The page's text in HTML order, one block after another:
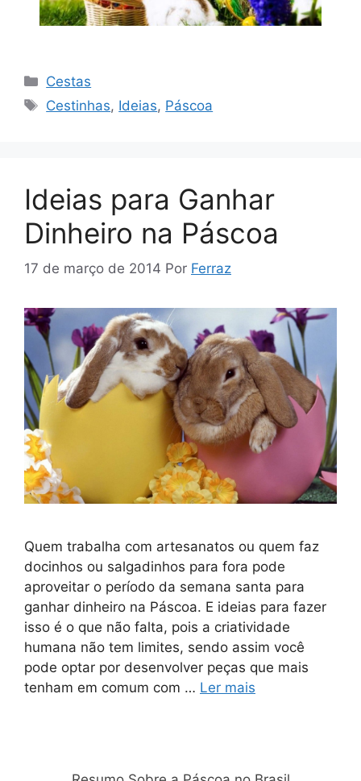
Categorias
Cestas
Tags
Cestinhas, Ideias, Páscoa
Ideias para Ganhar
Dinheiro na Páscoa
17 de março de 2014 Por Ferraz
Quem trabalha com artesanatos ou quem faz
docinhos ou salgadinhos para fora pode
aproveitar o período da semana santa para
ganhar dinheiro na Páscoa. E ideias para fazer
isso é o que não falta, pois a criatividade
humana não tem limites, sendo assim você
pode optar por desenvolver peças que mais
tenham em comum com … Ler mais